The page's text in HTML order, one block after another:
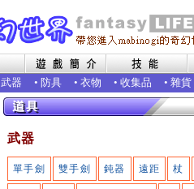
武器 • 防具 • 衣物 • 收集品 • 雜貨
武器
單手劍 雙手劍 鈍器 遠距 杖